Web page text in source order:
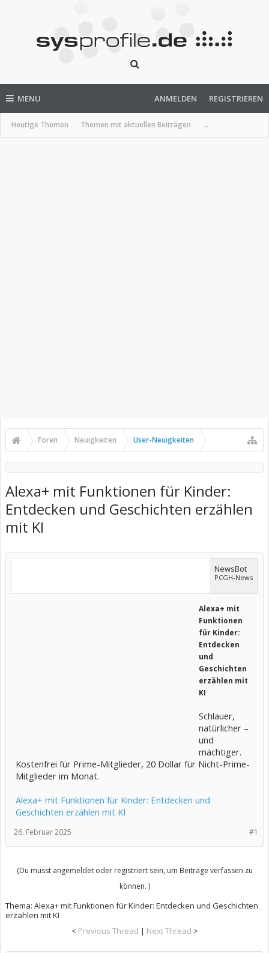
MENU
Heutige Themen Themen mit aktuellen Beiträgen ...
ANMELDEN REGISTRIEREN
Foren Neuigkeiten User-Neuigkeiten
Alexa+ mit Funktionen für Kinder:
Entdecken und Geschichten erzählen
mit KI
NewsBot
PCGH-News
Alexa+ mit
Funktionen
für Kinder:
Entdecken
und
Geschichten
erzählen mit
KI
Schlauer,
natürlicher –
und
mächtiger.
Kostenfrei für Prime-Mitglieder, 20 Dollar für Nicht-Prime-
Mitglieder im Monat.
Alexa+ mit Funktionen für Kinder: Entdecken und
Geschichten erzählen mit KI
#1
26. Februar 2025
(Du musst angemeldet oder registriert sein, um Beiträge verfassen zu
können. )
Thema: Alexa+ mit Funktionen für Kinder: Entdecken und Geschichten
erzählen mit KI
< Previous Thread | Next Thread >